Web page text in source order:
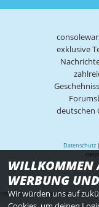
exklusive
deutschen
Datenschutz |
WILLKOMMEN
WERBUNG
Wir würden uns auf